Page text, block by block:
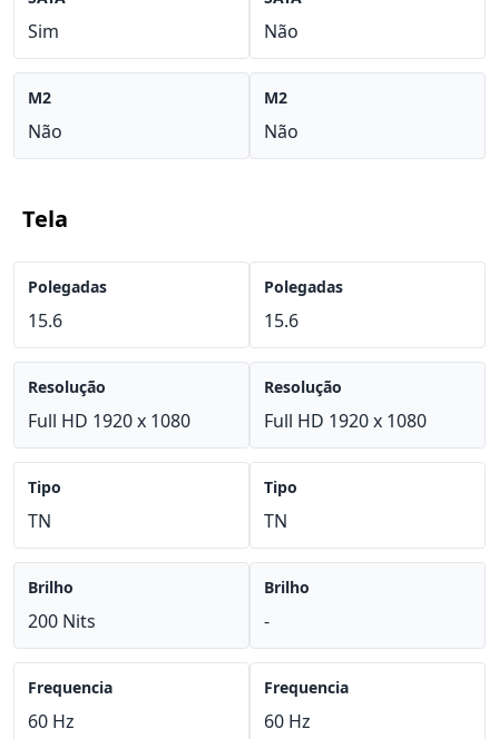
Sim
M2
Não
Não
M2
Não
Tela
Polegadas
15.6
Resolução
Full HD 1920 x 1080
Tipo
TN
Brilho
200 Nits
Frequencia
60 Hz
Polegadas
15.6
Resolução
Full HD 1920 x 1080
Tipo
TN
Brilho
-
Frequencia
60 Hz